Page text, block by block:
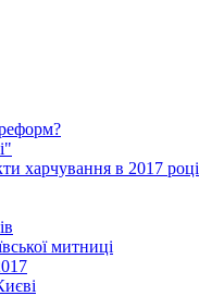
харчування в 2017 році
митниці